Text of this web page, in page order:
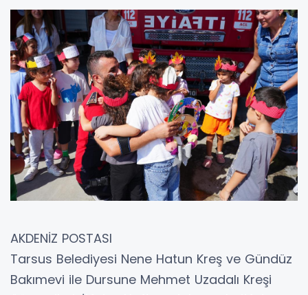
AKDENİZ POSTASI
Tarsus Belediyesi Nene Hatun Kreş ve Gündüz
Bakımevi ile Dursune Mehmet Uzadalı Kreşi